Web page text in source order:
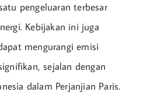
pengeluaran terbesar
Kebijakan ini juga
mengurangi emisi
sejalan dengan
dalam Perjanjian Paris.